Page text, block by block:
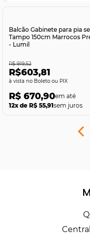
Balcão Gabinete para pia
Tampo 150cm Marrocos Preto
- Lumil
R$603,81
no Boleto ou PIX
R$ 919,52
R$ 670,90
12x de R$ 55,91sem juros